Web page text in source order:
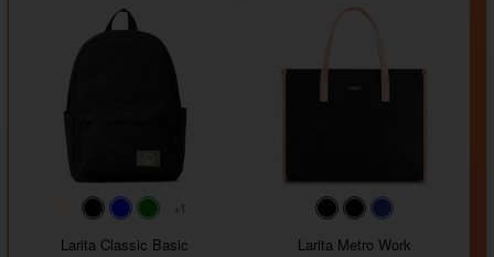
#faf0e6
#000000#0000FF#008000
+1
Larita Classic Basic
#000000#000000
Larita Metro Work